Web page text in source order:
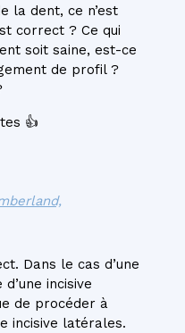
la dent, ce n’est
correct ? Ce qui
soit saine, est-ce
de profil ?
👍
Dans le cas d’une
incisive
de procéder à
incisive latérales.